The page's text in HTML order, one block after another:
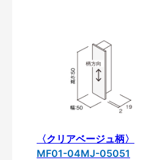
〈クリアベージュ柄〉
MF01-04MJ-05051